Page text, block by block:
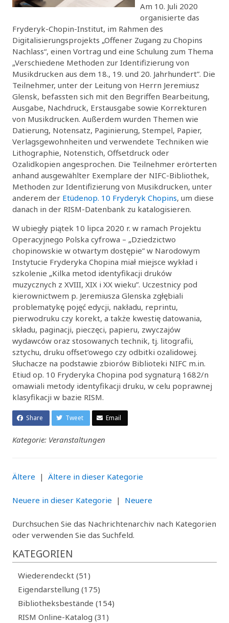
Am 10. Juli 2020
organisierte das
Fryderyk-Chopin-Institut, im Rahmen des
Digitalisierungsprojekts „Offener Zugang zu Chopins
Nachlass“, einen Vortrag und eine Schulung zum Thema
„Verschiedene Methoden zur Identifizierung von
Musikdrucken aus dem 18., 19. und 20. Jahrhundert”. Die
Teilnehmer, unter der Leitung von Herrn Jeremiusz
Glensk, befassten sich mit den Begriffen Bearbeitung,
Ausgabe, Nachdruck, Erstausgabe sowie Korrekturen
von Musikdrucken. Außerdem wurden Themen wie
Datierung, Notensatz, Paginierung, Stempel, Papier,
Verlagsgewohnheiten und verwendete Techniken wie
Lithographie, Notenstich, Offsetdruck oder
Ozalidkopien angesprochen. Die Teilnehmer erörterten
anhand ausgewählter Exemplare der NIFC-Bibliothek,
Methoden zur Identifizierung von Musikdrucken, unter
anderem der Etüdenop. 10 Fryderyk Chopins, um diese
danach in der RISM-Datenbank zu katalogisieren.
W ubiegły piątek 10 lipca 2020 r. w ramach Projektu
Operacyjnego Polska cyfrowa – „Dziedzictwo
chopinowskie w otwartym dostępie” w Narodowym
Instytucie Fryderyka Chopina miał miejsce wykład i
szkolenie „Kilka metod identyfikacji druków
muzycznych z XVIII, XIX i XX wieku”. Uczestnicy pod
kierownictwem p. Jeremiusza Glenska zgłębiali
problematykę pojęć edycji, nakładu, reprintu,
pierwodruku czy korekt, a także kwestię datowania,
składu, paginacji, pieczęci, papieru, zwyczajów
wydawców oraz stosowanych technik, tj. litografii,
sztychu, druku offset’owego czy odbitki ozalidowej.
Słuchacze na podstawie zbiorów Biblioteki NIFC m.in.
Etiud op. 10 Fryderyka Chopina pod sygnaturą 1682/n
omawiali metody identyfikacji druku, w celu poprawnej
klasyfikacji w bazie RISM.
Share Tweet Email
Kategorie: Veranstaltungen
Ältere | Ältere in dieser Kategorie
Neuere in dieser Kategorie | Neuere
Durchsuchen Sie das Nachrichtenarchiv nach Kategorien
oder verwenden Sie das Suchfeld.
KATEGORIEN
Wiederendeckt (51)
Eigendarstellung (175)
Bibliotheksbestände (154)
RISM Online-Katalog (31)